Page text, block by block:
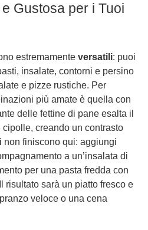
Gustosa per i Tuoi
estremamente versatili: puoi
insalate, contorni e persino
e pizze rustiche. Per
più amate è quella con
delle fettine di pane esalta il
creando un contrasto
non finiscono qui: aggiungi
a un’insalata di
per una pasta fredda con
risultato sarà un piatto fresco e
veloce o una cena